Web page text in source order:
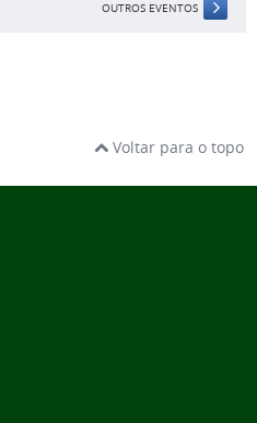
OUTROS EVENTOS
Voltar para o topo